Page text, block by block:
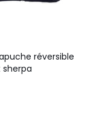
réversible